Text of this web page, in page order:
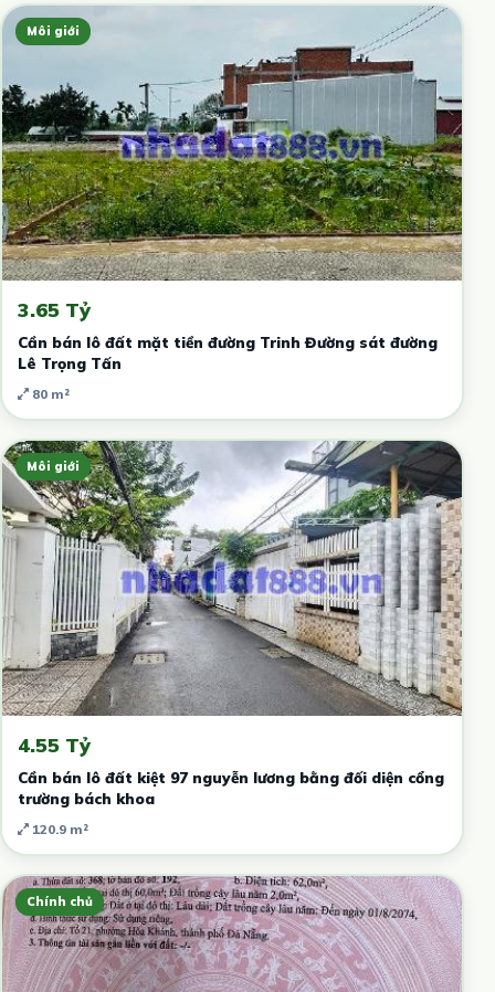
Môi giới
3.65 Tỷ
Cần bán lô đất mặt tiền đường Trinh Đường sát đường
Lê Trọng Tấn
80 m²
Môi giới
4.55 Tỷ
Cần bán lô đất kiệt 97 nguyễn lương bằng đối diện cổng
trường bách khoa
120.9 m²
Chính chủ